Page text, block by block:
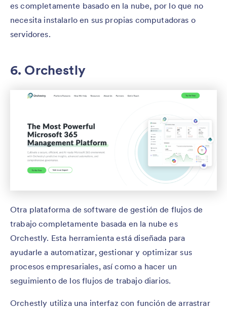
es completamente basado en la nube, por lo que no
necesita instalarlo en sus propias computadoras o
servidores.
6. Orchestly
Otra plataforma de software de gestión de flujos de
trabajo completamente basada en la nube es
Orchestly. Esta herramienta está diseñada para
ayudarle a automatizar, gestionar y optimizar sus
procesos empresariales, así como a hacer un
seguimiento de los flujos de trabajo diarios.
Orchestly utiliza una interfaz con función de arrastrar